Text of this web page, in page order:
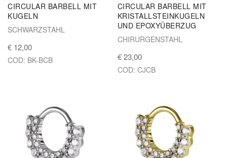
CIRCULAR BARBELL MIT
KUGELN
SCHWARZSTAHL
€ 12,00
COD: BK-BCB
CIRCULAR BARBELL MIT
KRISTALLSTEINKUGELN
UND EPOXYÜBERZUG
CHIRURGENSTAHL
€ 23,00
COD: CJCB